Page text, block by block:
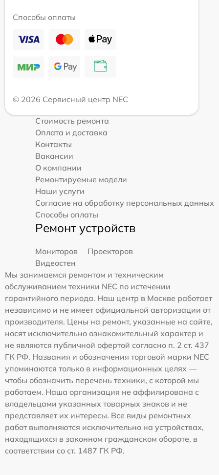
Способы оплаты
© 2026 Сервисный центр NEC
Стоимость ремонта
Оплата и доставка
Контакты
Вакансии
О компании
Ремонтируемые модели
Наши услуги
Согласие на обработку персональных данных
Способы оплаты
Ремонт устройств
Мониторов
Проекторов
Видеостен
Мы занимаемся ремонтом и техническим
обслуживанием техники NEC по истечении
гарантийного периода. Наш центр в Москве работает
независимо и не имеет официальной авторизации от
производителя. Цены на ремонт, указанные на сайте,
носят исключительно ознакомительный характер и
не являются публичной офертой согласно п. 2 ст. 437
ГК РФ. Названия и обозначения торговой марки NEC
упоминаются только в информационных целях —
чтобы обозначить перечень техники, с которой мы
работаем. Наша организация не аффилирована с
владельцами указанных товарных знаков и не
представляет их интересы. Все виды ремонтных
работ выполняются исключительно на устройствах,
находящихся в законном гражданском обороте, в
соответствии со ст. 1487 ГК РФ.